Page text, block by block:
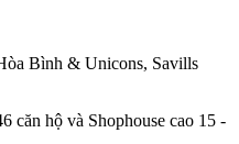
Bình & Unicons, Savills
căn hộ và Shophouse cao 15 -